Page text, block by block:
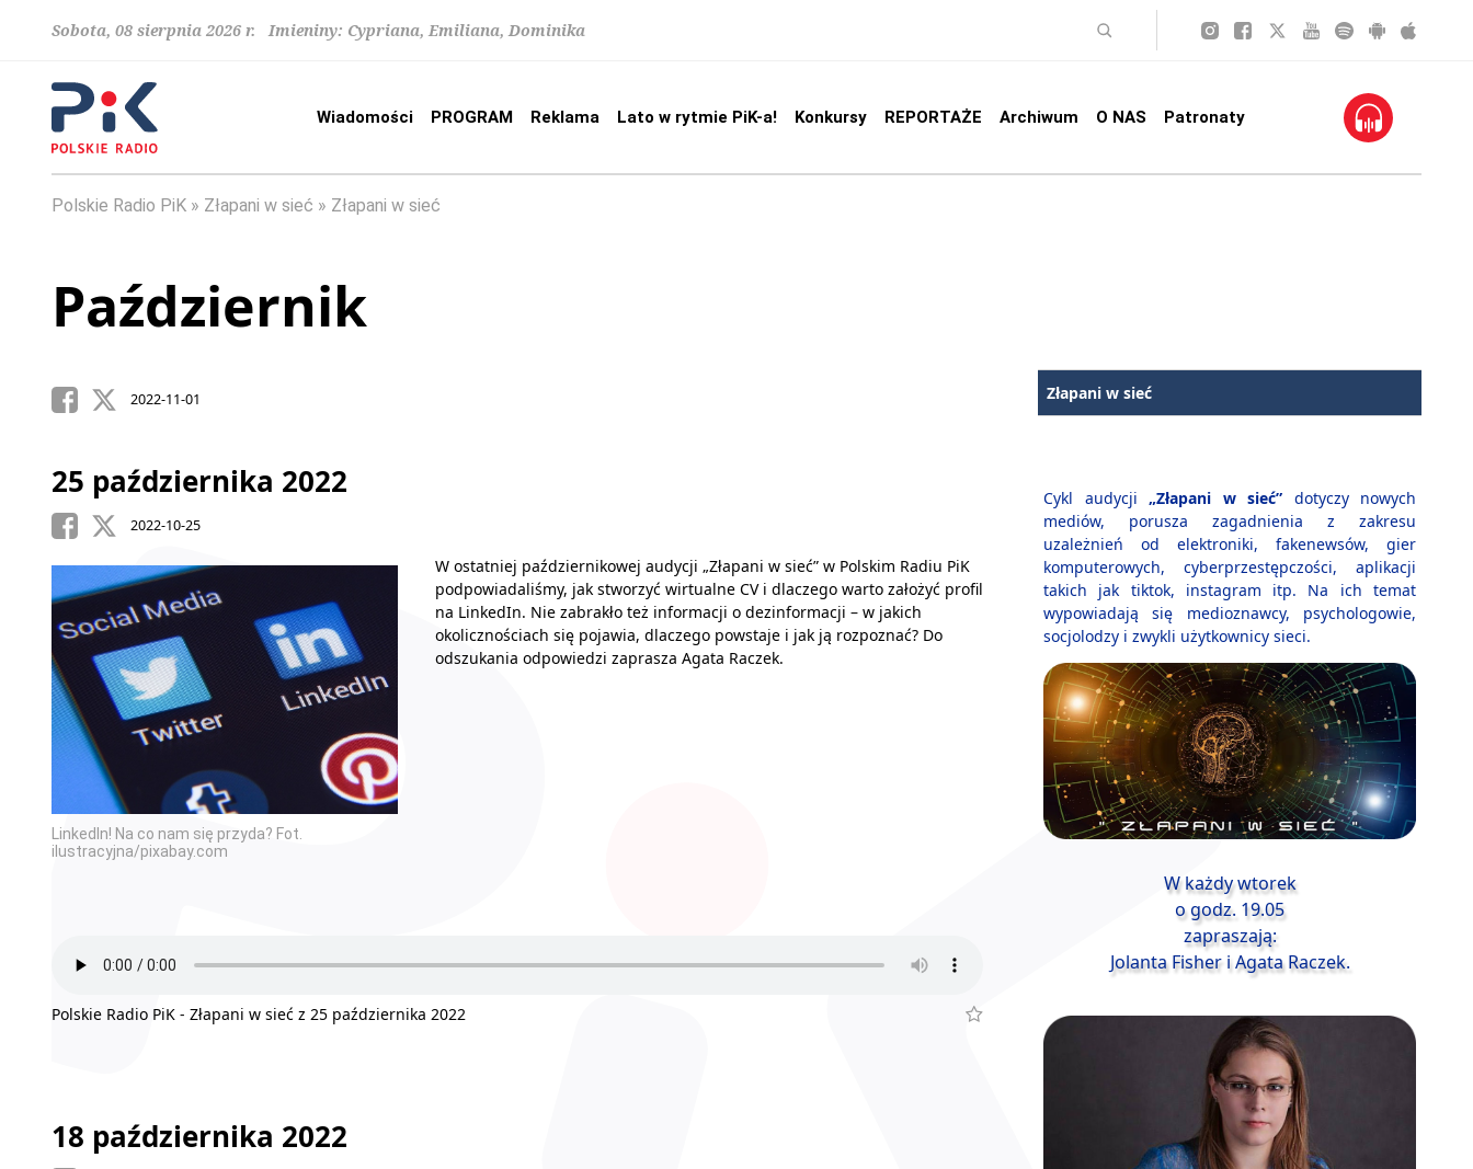
Sobota, 08 sierpnia 2026 r. Imieniny: Cypriana, Emiliana, Dominika
Wiadomości PROGRAM Reklama Lato w rytmie PiK-a! Konkursy REPORTAŻE Archiwum O NAS Patronaty
Polskie Radio PiK Złapani w sieć Złapani w sieć
Październik
2022-11-01
25 października 2022
2022-10-25
LinkedIn! Na co nam się przyda? Fot.
ilustracyjna/pixabay.com
W ostatniej październikowej audycji „Złapani w sieć” w Polskim Radiu PiK
podpowiadaliśmy, jak stworzyć wirtualne CV i dlaczego warto założyć profil
na LinkedIn. Nie zabrakło też informacji o dezinformacji – w jakich
okolicznościach się pojawia, dlaczego powstaje i jak ją rozpoznać? Do
odszukania odpowiedzi zaprasza Agata Raczek.
Polskie Radio PiK - Złapani w sieć z 25 października 2022
18 października 2022
Złapani w sieć
Cykl audycji „Złapani w sieć” dotyczy nowych
mediów, porusza zagadnienia z zakresu
uzależnień od elektroniki, fakenewsów, gier
komputerowych, cyberprzestępczości, aplikacji
takich jak tiktok, instagram itp. Na ich temat
wypowiadają się medioznawcy, psychologowie,
socjolodzy i zwykli użytkownicy sieci.
W każdy wtorek
o godz. 19.05
zapraszają:
Jolanta Fisher i Agata Raczek.